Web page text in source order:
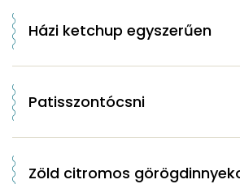
Házi ketchup egyszerűen
Patisszontócsni
Zöld citromos